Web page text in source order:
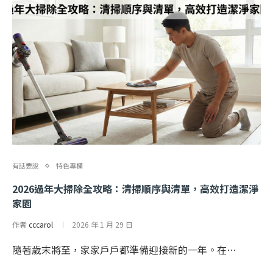
有話要說 特色專欄
2026過年大掃除全攻略：清掃順序與清單，高效打造潔淨
家園
作者cccarol 2026 年 1 月 29 日
隨著歲末將至，家家戶戶都準備迎接新的一年。在…